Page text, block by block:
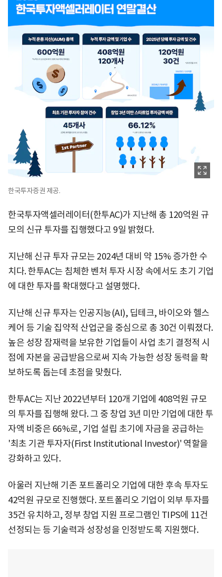
한국투자증권 제공.
한국투자액셀러레이터(한투AC)가 지난해 총 120억원 규
모의 신규 투자를 집행했다고 9일 밝혔다.
지난해 신규 투자 규모는 2024년 대비 약 15% 증가한 수
치다. 한투AC는 침체한 벤처 투자 시장 속에서도 초기 기업
에 대한 투자를 확대했다고 설명했다.
지난해 신규 투자는 인공지능(AI), 딥테크, 바이오와 헬스
케어 등 기술 집약적 산업군을 중심으로 총 30건 이뤄졌다.
높은 성장 잠재력을 보유한 기업들이 사업 초기 결정적 시
점에 자본을 공급받음으로써 지속 가능한 성장 동력을 확
보하도록 돕는데 초점을 맞췄다.
한투AC는 지난 2022년부터 120개 기업에 408억원 규모
의 투자를 집행해 왔다. 그 중 창업 3년 미만 기업에 대한 투
자액 비중은 66%로, 기업 설립 초기에 자금을 공급하는
'최초 기관 투자자(First Institutional Investor)' 역할을
강화하고 있다.
아울러 지난해 기존 포트폴리오 기업에 대한 후속 투자도
42억원 규모로 진행했다. 포트폴리오 기업이 외부 투자를
35건 유치하고, 정부 창업 지원 프로그램인 TIPS에 11건
선정되는 등 기술력과 성장성을 인정받도록 지원했다.